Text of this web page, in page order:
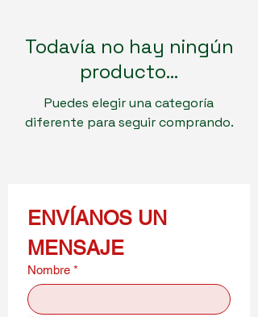
Todavía no hay ningún
producto...
Puedes elegir una categoría
diferente para seguir comprando.
ENVÍANOS UN
MENSAJE
Nombre *